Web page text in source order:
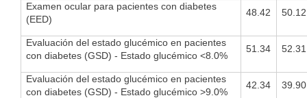
Examen ocular para pacientes con diabetes
(EED)
48.42 50.12
Evaluación del estado glucémico en pacientes
con diabetes (GSD) - Estado glucémico <8.0%
51.34 52.31
Evaluación del estado glucémico en pacientes
con diabetes (GSD) - Estado glucémico >9.0%
42.34 39.90